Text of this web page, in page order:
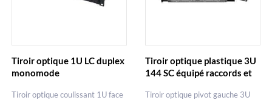
Tiroir optique 1U LC duplex
monomode
Tiroir optique coulissant 1U face
Tiroir optique plastique 3U
144 SC équipé raccords et
gauche
Tiroir optique pivot gauche 3U